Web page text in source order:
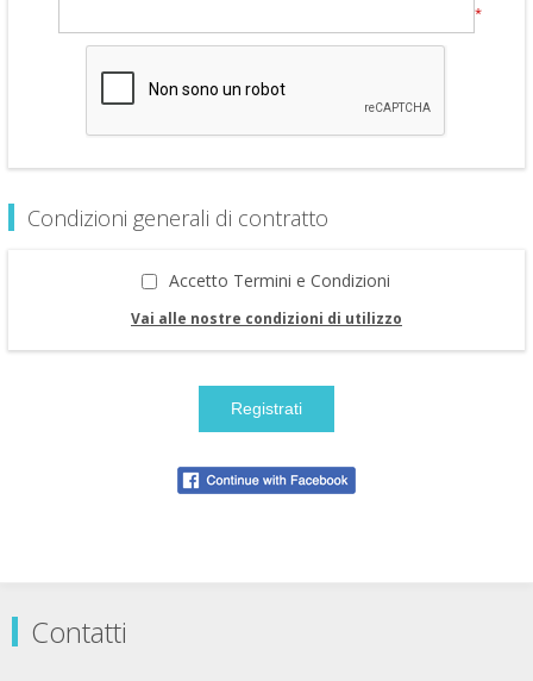
*
Condizioni generali di contratto
Accetto Termini e Condizioni
Vai alle nostre condizioni di utilizzo
Contatti